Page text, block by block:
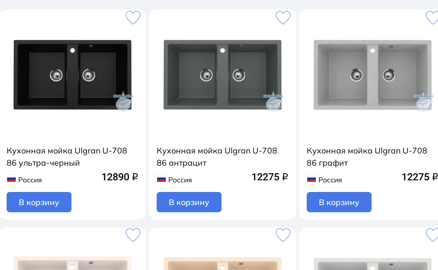
Кухонная мойка Ulgran U-708
86 ультра-черный
Россия 12890 q
В корзину
Кухонная мойка Ulgran U-708
86 антрацит
Россия 12275 q
В корзину
Кухонная мойка Ulgran U-708
86 графит
Россия 12275 q
В корзину